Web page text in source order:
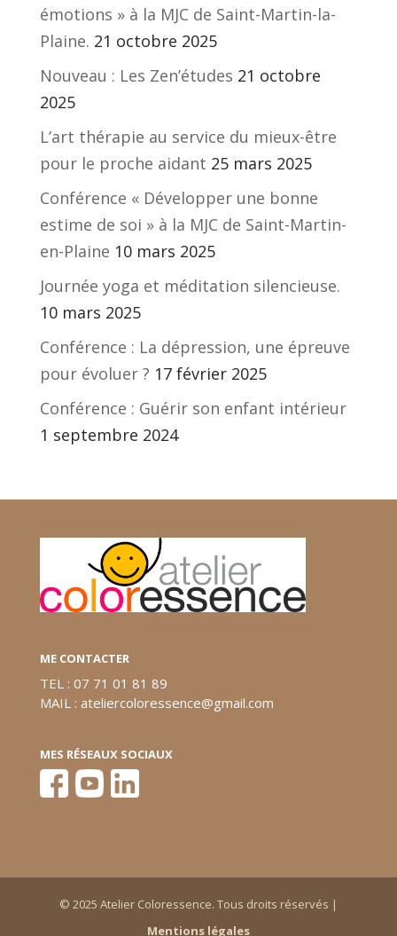
émotions » à la MJC de Saint-Martin-la-
Plaine. 21 octobre 2025
Nouveau : Les Zen’études 21 octobre
2025
L’art thérapie au service du mieux-être
pour le proche aidant 25 mars 2025
Conférence « Développer une bonne
estime de soi » à la MJC de Saint-Martin-
en-Plaine 10 mars 2025
Journée yoga et méditation silencieuse.
10 mars 2025
Conférence : La dépression, une épreuve
pour évoluer ? 17 février 2025
Conférence : Guérir son enfant intérieur
1 septembre 2024
ME CONTACTER
TEL : 07 71 01 81 89
MAIL : ateliercoloressence@gmail.com
MES RÉSEAUX SOCIAUX
© 2025 Atelier Coloressence. Tous droits réservés |
Mentions légales